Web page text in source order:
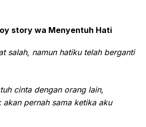
story wa Menyentuh Hati
salah, namun hatiku telah berganti
cinta dengan orang lain,
akan pernah sama ketika aku